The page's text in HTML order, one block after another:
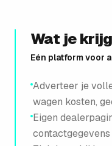
Wat je
Eén platform voor
Adverteer je
wagen kosten,
Eigen